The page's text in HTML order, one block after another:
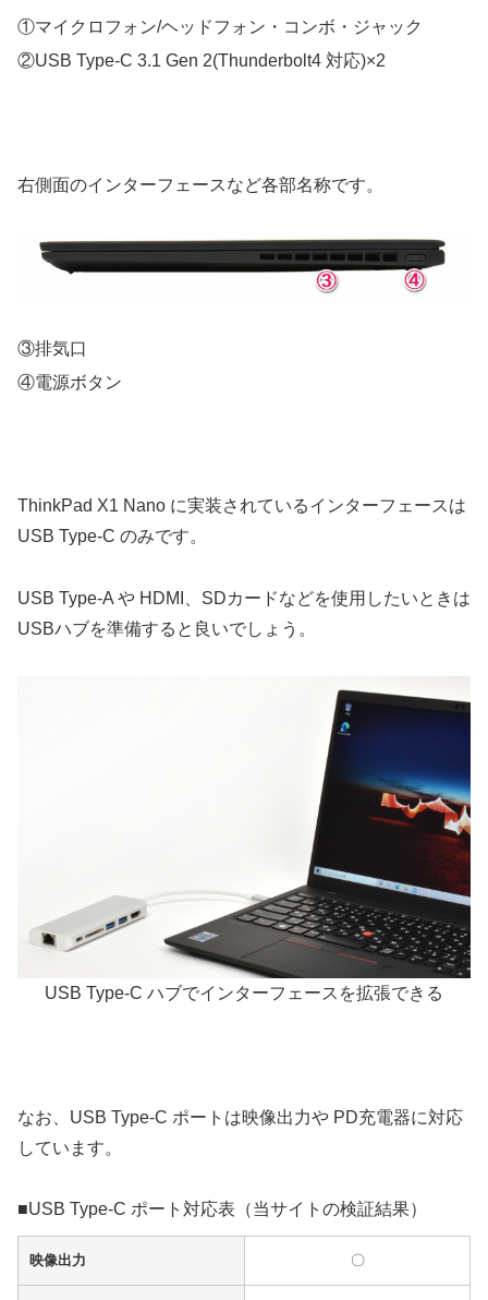
①マイクロフォン/ヘッドフォン・コンボ・ジャック
②USB Type-C 3.1 Gen 2(Thunderbolt4 対応)×2
右側面のインターフェースなど各部名称です。
③排気口
④電源ボタン
ThinkPad X1 Nano に実装されているインターフェースは
USB Type-C のみです。
USB Type-A や HDMI、SDカードなどを使用したいときは
USBハブを準備すると良いでしょう。
USB Type-C ハブでインターフェースを拡張できる
なお、USB Type-C ポートは映像出力や PD充電器に対応
しています。
■USB Type-C ポート対応表（当サイトの検証結果）
映像出力 〇